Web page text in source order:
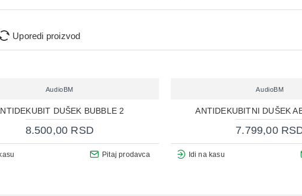
Uporedi proizvod
AudioBM
DUŠEK BUBBLE 2
8.500,00 RSD
Pitaj prodavca
AudioBM
ANTIDEKUBITNI DUŠEK
7.799,00
Idi na kasu